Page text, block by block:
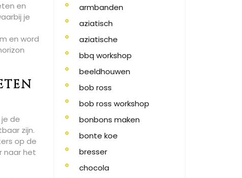
en
je
en word
de
zijn.
op de
naar het
armbanden
aziatisch
aziatische
bbq workshop
beeldhouwen
bob ross
bob ross workshop
bonbons maken
bonte koe
bresser
chocola